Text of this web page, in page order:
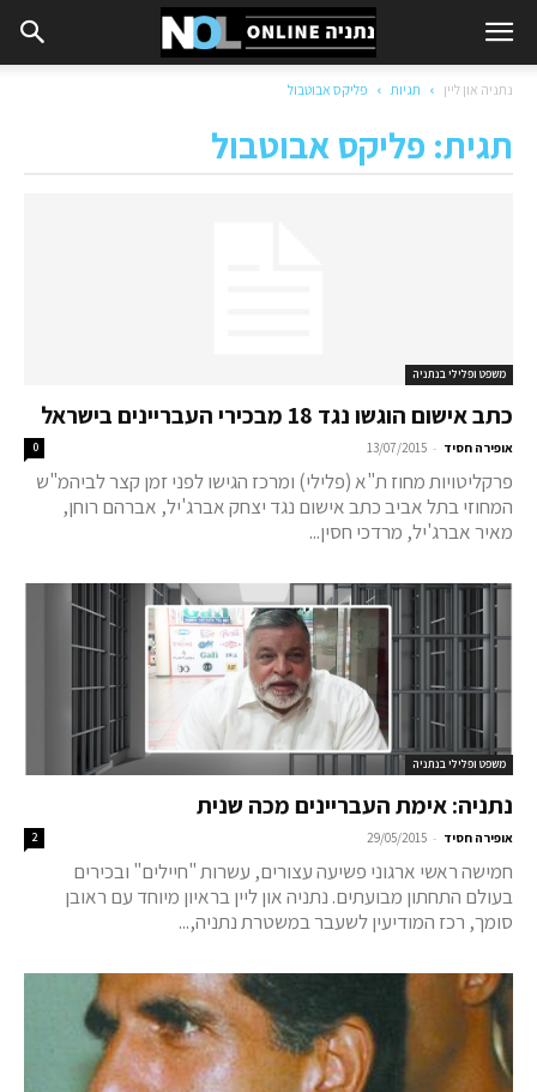
נתניה און ליין תגיות פליקס אבוטבול
תגית: פליקס אבוטבול
משפט ופלילי בנתניה
כתב אישום הוגשו נגד 18 מבכירי העבריינים בישראל
אופירה חסיד -
13/07/2015
0
פרקליטויות מחוז ת"א (פלילי) ומרכז הגישו לפני זמן קצר לביהמ"ש
המחוזי בתל אביב כתב אישום נגד יצחק אברג'יל, אברהם רוחן,
מאיר אברג'יל, מרדכי חסין...
משפט ופלילי בנתניה
נתניה: אימת העבריינים מכה שנית
אופירה חסיד -
29/05/2015
2
חמישה ראשי ארגוני פשיעה עצורים, עשרות "חיילים" ובכירים
בעולם התחתון מבועתים. נתניה און ליין בראיון מיוחד עם ראובן
סומך, רכז המודיעין לשעבר במשטרת נתניה,...